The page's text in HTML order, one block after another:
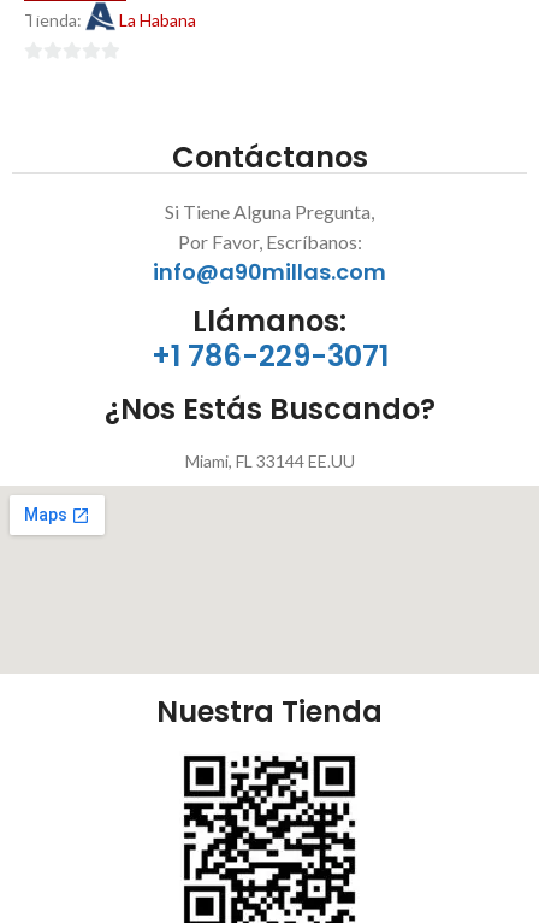
Tienda: La Habana
Contáctanos
Si Tiene Alguna Pregunta,
Por Favor, Escríbanos:
info@a90millas.com
Llámanos:
+1 786-229-3071
¿Nos Estás Buscando?
Miami, FL 33144 EE.UU
Nuestra Tienda